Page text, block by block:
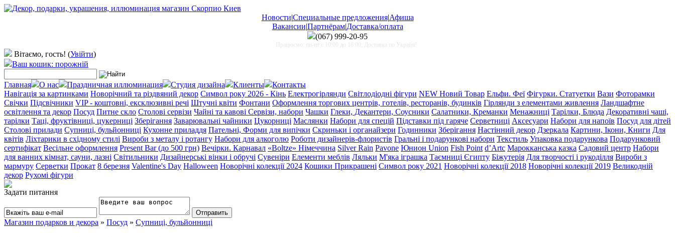
Новости|Специальные предложения|Афиша
Вакансии|Партнёрам|Доставка/оплата
(067) 999-20-95
Працюємо: пн-пт с 10:00 до 18:00; Доставка по Україні!
Вітаємо, гость! (Увійти)
Ваш кошик: порожній
Главная О нас Праздничная иллюминация Студия дизайна Клиенты
Контакты
Навігація за картинками Новорічний та різдвяний декор Символ року 2026 - Кінь Електрогірлянди Світлодіодні фігури NEW Новий Товар Ельфи. Феї Фігурки. Статуетки Вази Фоторамки
Свічки Підсвічники VIP - коштовні, ексклюзивні речі Штучні квіти Фонтани Оформлення торгових центрів, готелів, ресторанів, будинків Гірлянди з елементами живлення Ландшафтне
освітлення та декор Посуд Питне скло Столові сервізи Чайні та кавові Сервізи, набори Чашки Глеки, Декантери, Соусники Салатники, Креманки Менажниці Тарілки, Блюда Декоративні чаші,
тарілки Таці, фруктівниці, цукерниці Зберігання Заварювальні чайники Цукорниці Маслянки Набори для спецій Підставки під гаряче Серветниці Аксесуари Набори для напоїв Посуд для дітей
Столові прилади Супниці, бульйонниці Кухонне приладдя Пательні, Форми для випічки Скриньки і органайзери Годинники Зберігання Настінний декор Дзеркала Картини, Ікони, Книги Для
квітів Ліхтарики в східному стилі Вироби з металу і ротангу Набори для алкоголю Роботи дизайнерів-флористів Гральні і подарункові набори Текстиль Упаковка подарункова Подарунковий
сертифікат Весільне оформлення Present Bar (до 500 грн) Вечірки. Карнавал «Boltze» Німеччина Silver Rain Pavone Юнион Union Fish Point d’Artc Марокканська казка Садовий центр Набори
для ванних кімнат, сауни, лазні Світильники Дизайнерські вінки і обручі Сувеніри Елементи меблів Ляльки М'яка іграшка Таємниці Єгипту Біжутерія Для творчості і рукоділля Вироби з
мармуру Серветки Прокат 8 березня Valentine's Day Halloween Новорічні колекції 2024 Кошики Прикрашені Символ року 2021 Новорічні колекції 2018 Новорічні колекції 2019 Великодній
декор Рухомі фігури
Задати питання
Магазин подарков и декора » Посуд » Супниці, бульйонниці